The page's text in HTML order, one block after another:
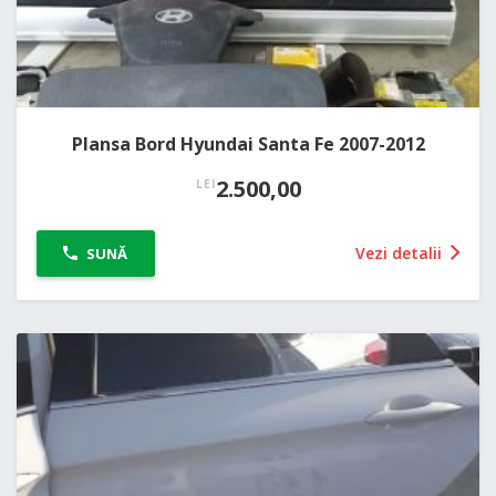
Plansa Bord Hyundai Santa Fe 2007-2012
LEI2.500,00
SUNĂ Vezi detalii